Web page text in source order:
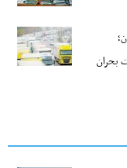
بحران